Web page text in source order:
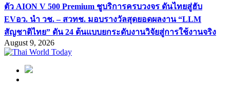
ตัว AION V 500 Premium ชูบริการครบวงจร ดันไทยสู่ฮับ
EVอว. นำ วช. – สวทช. มอบรางวัลสุดยอดผลงาน “LLM
สัญชาติไทย” ดัน 24 ต้นแบบยกระดับงานวิจัยสู่การใช้งานจริง
August 9, 2026